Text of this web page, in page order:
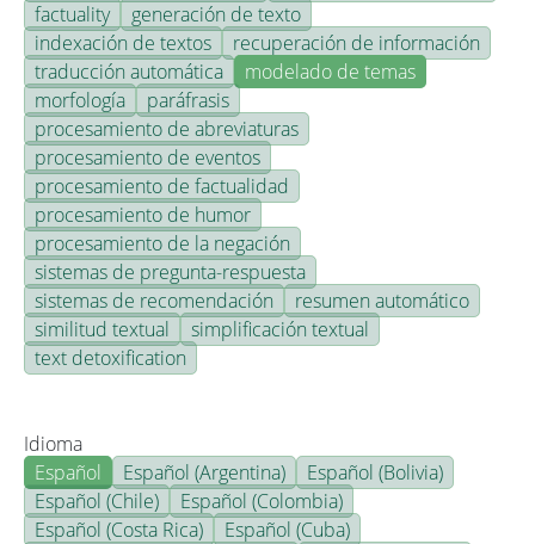
factuality
generación de texto
indexación de textos
recuperación de información
traducción automática
modelado de temas
morfología
paráfrasis
procesamiento de abreviaturas
procesamiento de eventos
procesamiento de factualidad
procesamiento de humor
procesamiento de la negación
sistemas de pregunta-respuesta
sistemas de recomendación
resumen automático
similitud textual
simplificación textual
text detoxification
Idioma
Español
Español (Argentina)
Español (Bolivia)
Español (Chile)
Español (Colombia)
Español (Costa Rica)
Español (Cuba)